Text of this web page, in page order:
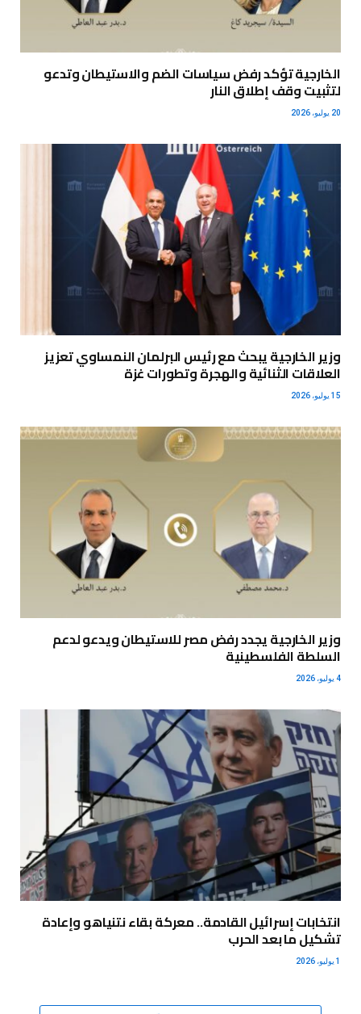
الخارجية تؤكد رفض سياسات الضم والاستيطان وتدعو
لتثبيت وقف إطلاق النار
20 يوليو، 2026
وزير الخارجية يبحث مع رئيس البرلمان النمساوي تعزيز
العلاقات الثنائية والهجرة وتطورات غزة
15 يوليو، 2026
وزير الخارجية يجدد رفض مصر للاستيطان ويدعو لدعم
السلطة الفلسطينية
4 يوليو، 2026
انتخابات إسرائيل القادمة.. معركة بقاء نتنياهو وإعادة
تشكيل ما بعد الحرب
1 يوليو، 2026